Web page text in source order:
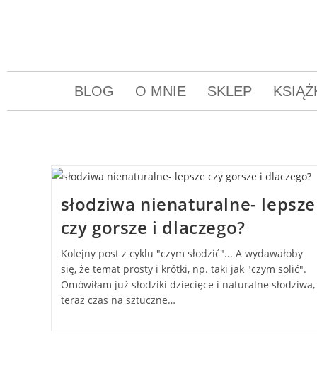
BLOG O MNIE SKLEP
słodziwa nienaturalne- lepsze
czy gorsze i dlaczego?
Kolejny post z cyklu "czym słodzić"... A wydawałoby
się, że temat prosty i krótki, np. taki jak "czym solić".
Omówiłam już słodziki dziecięce i naturalne słodziwa,
teraz czas na sztuczne…